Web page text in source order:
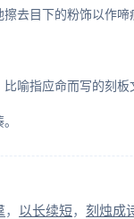
去目下的粉饰以作
喻指应命而写的刻板
以长续短 刻烛成